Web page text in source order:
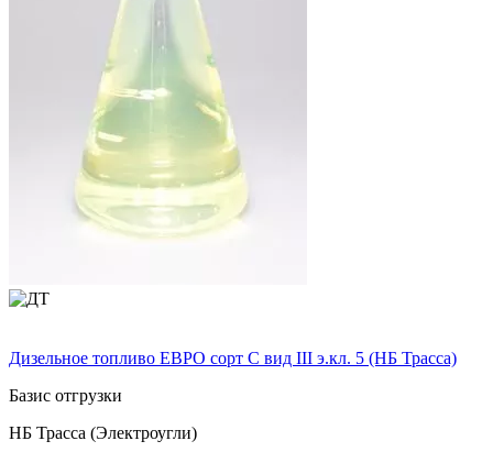
Дизельное топливо ЕВРО сорт C вид III э.кл. 5 (НБ Трасса)
Базис отгрузки
НБ Трасса (Электроугли)